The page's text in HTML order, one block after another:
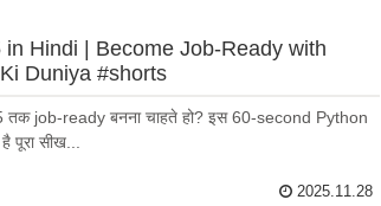
Hindi | Become Job-Ready with
Duniya #shorts
तक job-ready बनना चाहते हो? इस 60-second Python
पूरा सीख...
2025.11.28